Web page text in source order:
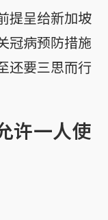
提呈给新加坡
冠病预防措施
还要三思而行
许一人使